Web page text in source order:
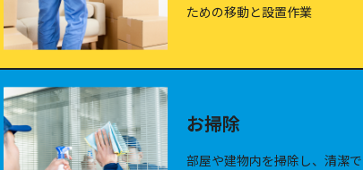
ための移動と設置作業
お掃除
部屋や建物内を掃除し、清潔で